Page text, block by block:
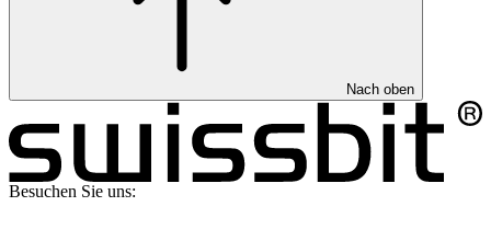
Nach oben
Besuchen Sie uns: